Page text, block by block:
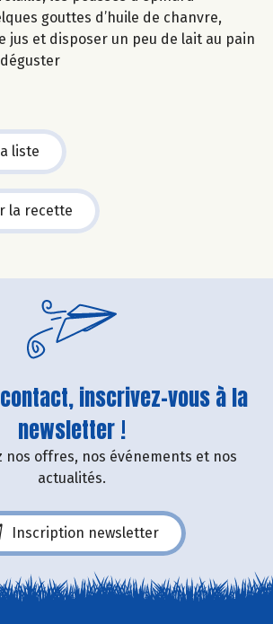
gouttes d’huile de chanvre,
jus et disposer un peu de lait au pain
liste
la recette
inscrivez-vous à la
newsletter !
nos offres, nos événements et nos
actualités.
Inscription newsletter